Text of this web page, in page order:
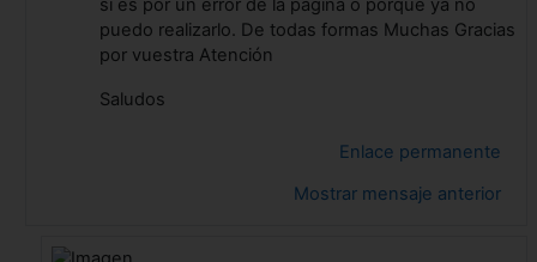
si es por un error de la pagina o porque ya no
puedo realizarlo. De todas formas Muchas Gracias
por vuestra Atención
Saludos
Enlace permanente
Mostrar mensaje anterior